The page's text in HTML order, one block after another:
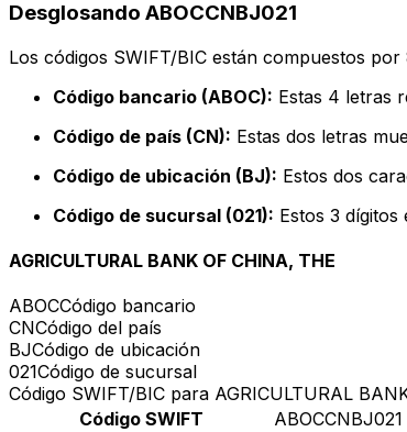
Desglosando ABOCCNBJ021
Los códigos SWIFT/BIC están compuestos
Código bancario (ABOC): Estas 4 letras
Código de país (CN): Estas dos letras
Código de ubicación (BJ): Estos dos
Código de sucursal (021): Estos 3
AGRICULTURAL BANK OF CHINA, THE
ABOCCódigo bancario
CNCódigo del país
BJCódigo de ubicación
021Código de sucursal
Código SWIFT/BIC para AGRICULTURAL
Código SWIFT
ABOCCNBJ021